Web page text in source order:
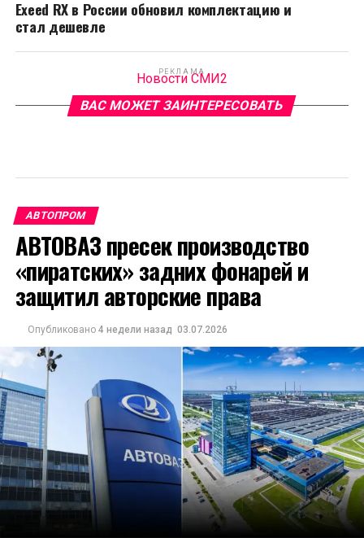
Exeed RX в России обновил комплектацию и
стал дешевле
РЕКЛАМА
Новости СМИ2
ВАС МОЖЕТ ЗАИНТЕРЕСОВАТЬ
АВТОПРОМ
АВТОВАЗ пресек производство
«пиратских» задних фонарей и
защитил авторские права
Опубликовано 4 недели назад 03.07.2026